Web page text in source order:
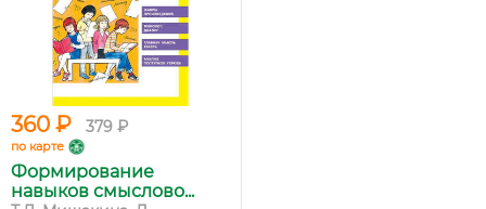
360 ₽ 379 ₽
по карте
Формирование
навыков смыслово...